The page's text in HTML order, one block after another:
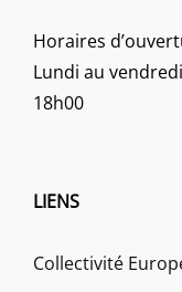
Horaires
Lundi au
18h00
LIENS
Collectivité